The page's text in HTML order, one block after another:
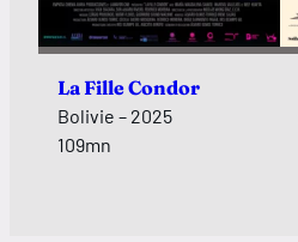
La Fille Condor
Bolivie – 2025
109mn